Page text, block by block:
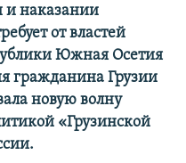
и наказании
от властей
Южная Осетия
гражданина Грузии
новую волну
«Грузинской